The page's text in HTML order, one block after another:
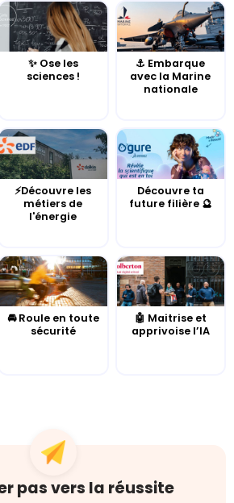
✨ Ose les
sciences !
⚓️ Embarque
avec la Marine
nationale
⚡Découvre les
métiers de
l'énergie
Découvre ta
future filière 🔮
🚘 Roule en toute
sécurité
🤖 Maitrise et
apprivoise l’IA
pas vers la réussite